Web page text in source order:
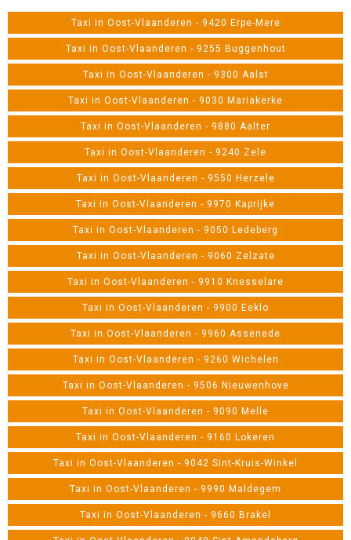
Taxi in Oost-Vlaanderen - 9420 Erpe-Mere
Taxi in Oost-Vlaanderen - 9255 Buggenhout
Taxi in Oost-Vlaanderen - 9300 Aalst
Taxi in Oost-Vlaanderen - 9030 Mariakerke
Taxi in Oost-Vlaanderen - 9880 Aalter
Taxi in Oost-Vlaanderen - 9240 Zele
Taxi in Oost-Vlaanderen - 9550 Herzele
Taxi in Oost-Vlaanderen - 9970 Kaprijke
Taxi in Oost-Vlaanderen - 9050 Ledeberg
Taxi in Oost-Vlaanderen - 9060 Zelzate
Taxi in Oost-Vlaanderen - 9910 Knesselare
Taxi in Oost-Vlaanderen - 9900 Eeklo
Taxi in Oost-Vlaanderen - 9960 Assenede
Taxi in Oost-Vlaanderen - 9260 Wichelen
Taxi in Oost-Vlaanderen - 9506 Nieuwenhove
Taxi in Oost-Vlaanderen - 9090 Melle
Taxi in Oost-Vlaanderen - 9160 Lokeren
Taxi in Oost-Vlaanderen - 9042 Sint-Kruis-Winkel
Taxi in Oost-Vlaanderen - 9990 Maldegem
Taxi in Oost-Vlaanderen - 9660 Brakel